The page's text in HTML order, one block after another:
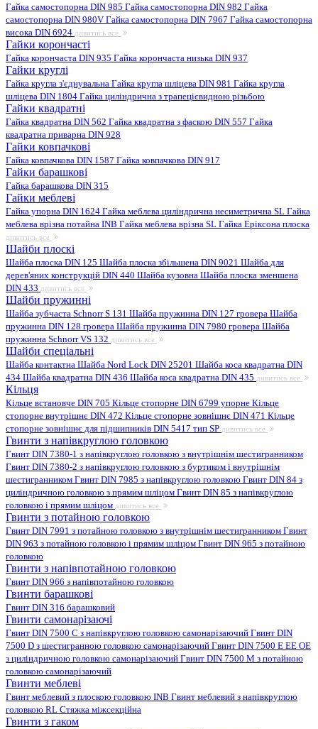
Гайка самостопорна DIN 985 Гайка самостопорна DIN 982 Гайка
самостопорна DIN 980V Гайка самостопорна DIN 7967 Гайка самостопорна
висока DIN 6924 дивитись все
Гайки корончасті
Гайка корончаста DIN 935 Гайка корончаста низька DIN 937
Гайки круглі
Гайка кругла з'єднувальна Гайка кругла шліцева DIN 981 Гайка кругла
шліцева DIN 1804 Гайка циліндрична з трапецієвидною різьбою
Гайки квадратні
Гайка квадратна DIN 562 Гайка квадратна з фаскою DIN 557 Гайка
квадратна приварна DIN 928
Гайки ковпачкові
Гайка ковпачкова DIN 1587 Гайка ковпачкова DIN 917
Гайки барашкові
Гайка барашкова DIN 315
Гайки меблеві
Гайка упорна DIN 1624 Гайка меблева циліндрична несиметрична SL Гайка
меблева врізна потайна INB Гайка меблева врізна SL Гайка Еріксона плоска
дивитись все
Шайби плоскі
Шайба плоска DIN 125 Шайба плоска збільшена DIN 9021 Шайба для
дерев'яних конструкцій DIN 440 Шайба кузовна Шайба плоска зменшена
DIN 433 дивитись все
Шайби пружинні
Шайба зубчаста Schnorr S 131 Шайба пружинна DIN 127 гровера Шайба
пружинна DIN 128 гровера Шайба пружинна DIN 7980 гровера Шайба
пружинна Schnorr VS 132 дивитись все
Шайби спеціальні
Шайба контактна Шайба Nord Lock DIN 25201 Шайба коса квадратна DIN
434 Шайба квадратна DIN 436 Шайба коса квадратна DIN 435 дивитись все
Кільця
Кільце встановче DIN 705 Кільце стопорне DIN 6799 упорне Кільце
стопорне внутрішнє DIN 472 Кільце стопорне зовнішнє DIN 471 Кільце
стопорне зовнішнє для підшипників DIN 5417 тип SP дивитись все
Гвинти з напівкруглою головкою
Гвинт DIN 7380-1 з напівкруглою головкою з внутрішнім шестигранником
Гвинт DIN 7380-2 з напівкруглою головкою з буртиком і внутрішнім
шестигранником Гвинт DIN 7985 з напівкруглою головкою Гвинт DIN 84 з
циліндричною головкою з прямим шліцом Гвинт DIN 85 з напівкруглою
головкою і прямим шліцом дивитись все
Гвинти з потайною головкою
Гвинт DIN 7991 з потайною головкою з внутрішнім шестигранником Гвинт
DIN 963 з потайною головкою і прямим шліцом Гвинт DIN 965 з потайною
головкою
Гвинти з напівпотайною головкою
Гвинт DIN 966 з напівпотайною головкою
Гвинти барашкові
Гвинт DIN 316 барашковий
Гвинти самонарізаючі
Гвинт DIN 7500 C з напівкруглою головкою самонарізаючий Гвинт DIN
7500 D з шестигранною головкою самонарізаючий Гвинт DIN 7500 E EE OE
з циліндричною головкою самонарізаючий Гвинт DIN 7500 M з потайною
головкою самонарізаючий
Гвинти меблеві
Гвинт меблевий з плоскою головкою INB Гвинт меблевий з напівкруглою
головкою RL Стяжка міжсекційна
Гвинти з гаком